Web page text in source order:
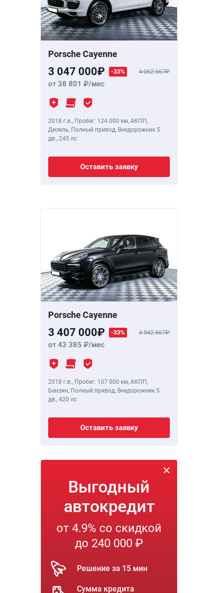
Porsche Cayenne
3 047 000 -33% 4 062 667
от 38 801 /мес
2018 г.в., Пробег: 124 000 км, АКПП,
Дизель, Полный привод, Внедорожник 5
дв., 245 лс
Оставить заявку
Porsche Cayenne
3 407 000 -33% 4 542 667
от 43 385 /мес
2018 г.в., Пробег: 107 000 км, АКПП,
Бензин, Полный привод, Внедорожник 5
дв., 420 лс
Оставить заявку
Выгодный
автокредит
от 4.9% со скидкой
до 240 000 ₽
Решение за 15 мин
Сумма кредита